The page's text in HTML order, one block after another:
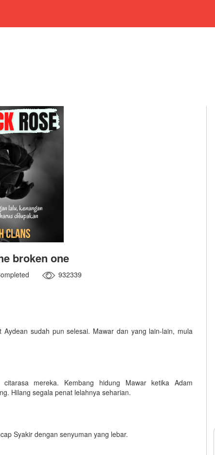
broken one
932339
sudah pun selesai. Mawar dan yang lain-lain, mula
mereka. Kembang hidung Mawar ketika Adam
Hilang segala penat lelahnya seharian.
Syakir dengan senyuman yang lebar.